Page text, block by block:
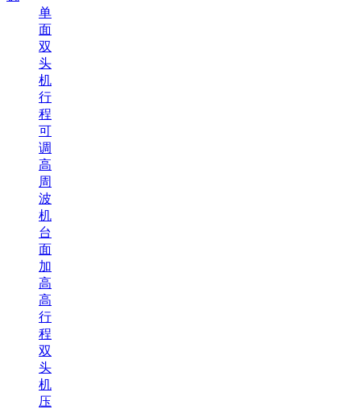
单
面
双
头
机
行
程
可
调
高
周
波
机
台
面
加
高
高
行
程
双
头
机
压